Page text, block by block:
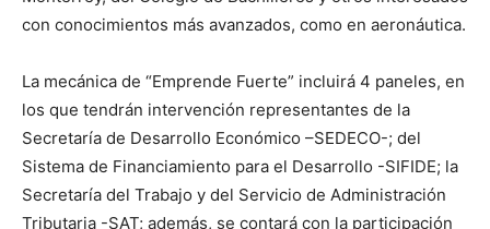
con conocimientos más avanzados, como en aeronáutica.
La mecánica de “Emprende Fuerte” incluirá 4 paneles, en
los que tendrán intervención representantes de la
Secretaría de Desarrollo Económico –SEDECO-; del
Sistema de Financiamiento para el Desarrollo -SIFIDE; la
Secretaría del Trabajo y del Servicio de Administración
Tributaria -SAT; además, se contará con la participación